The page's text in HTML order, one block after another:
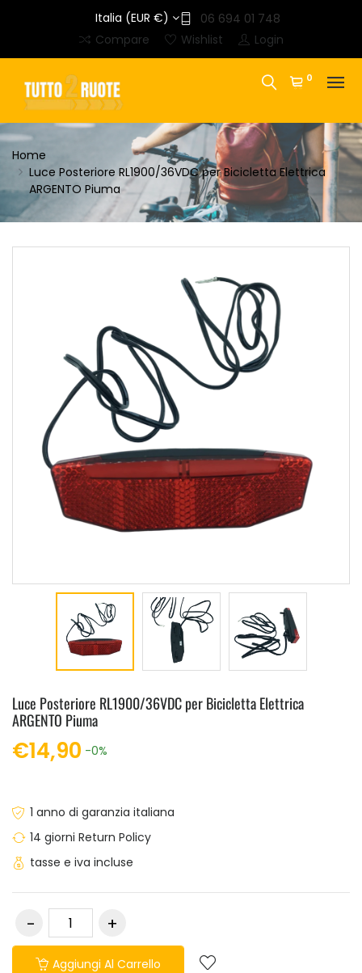
Italia (EUR €)
06 694 01 748
Compare
Wishlist Login
0
Home
Luce Posteriore RL1900/36VDC per Bicicletta Elettrica
ARGENTO Piuma
Luce Posteriore RL1900/36VDC per Bicicletta Elettrica
ARGENTO Piuma
€14,90 -0%
1 anno di garanzia italiana
14 giorni Return Policy
tasse e iva incluse
Aggiungi Al Carrello